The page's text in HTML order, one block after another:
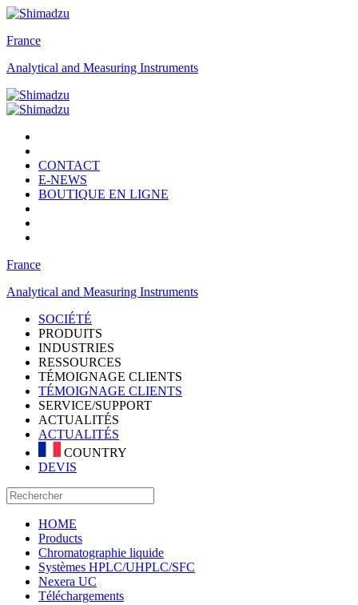
France
Analytical and Measuring Instruments
CONTACT
E-NEWS
BOUTIQUE EN LIGNE
France
Analytical and Measuring Instruments
SOCIÉTÉ
PRODUITS
INDUSTRIES
RESSOURCES
TÉMOIGNAGE CLIENTS
TÉMOIGNAGE CLIENTS
SERVICE/SUPPORT
ACTUALITÉS
ACTUALITÉS
COUNTRY
DEVIS
HOME
Products
Chromatographie liquide
Systèmes HPLC/UHPLC/SFC
Nexera UC
Téléchargements